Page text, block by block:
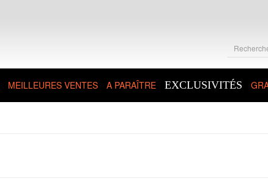
MEILLEURES VENTES A PARAÎTRE EXCLUSIVITÉS